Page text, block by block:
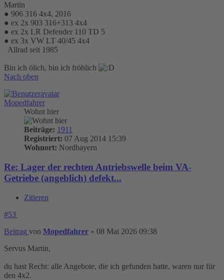
Martin
● 906 316 4x4, 2016
● ex 2x 903 316+313 4x4
● ex 2x LR Defender 110 TD 5
● ex 3x VW LT 40/45 4x4
. Allrad seit 1985
Bin ich ölich, bin ich fröhlich
Nach oben
Mopedfahrer
Wohnt hier
Beiträge: 1911
Registriert: 07 Aug 2014 15:39
Wohnort: Nordbayern
Re: Lager der rechten Antriebswelle beim VA-
Getriebe (angeblich) defekt...
Zitieren
#53
Beitrag von Mopedfahrer » 08 Mai 2026 09:38
Servus Martin,
du hast Recht: alle Angebote, die ich gefunden hatte, waren nur für
den 4x2.